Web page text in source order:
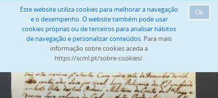
Ok
Este website utiliza cookies para melhorar a navegação
e o desempenho. O website também pode usar
cookies próprias ou de terceiros para analisar hábitos
de navegação e personalizar conteúdos. Para mais
informação sobre cookies aceda a
https://scml.pt/sobre-cookies/.